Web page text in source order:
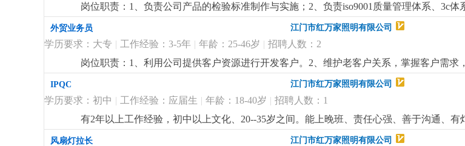
岗位职责：1、负责公司产品的检验标准制作与实施；2、负责iso9001质量管理体系、3c
应商沟通，协助供应商建立完善品管体系；4、对供应商合格率的评估与辅导；5、有品
电器产品安规等相关标准；2、2年以上家居照明产品类生产企业品质主管管理工作经验;3
理经验丰富，能解决各类现场技术问题:4、熟练使用电脑办公软件。
外贸业务员 江门市红万家照明有限公司
学历要求：大专 | 工作经验：3-5年 | 年龄：25-46岁 | 招聘人数：2
岗位职责：1、利用公司提供客户资源进行开发客户。2、维护老客户关系，掌握客户需
语标准，口齿清楚，较强语言表达能力和沟通能力；2、良好的职业道德，高度的工作主
IPQC 江门市红万家照明有限公司
学历要求：初中 | 工作经验：应届生 | 年龄：18-40岁 | 招聘人数：1
有2年以上工作经验，初中以上文化、20--35岁之间。能上晚班、责任心强、善于沟通、有
风扇灯拉长 江门市红万家照明有限公司